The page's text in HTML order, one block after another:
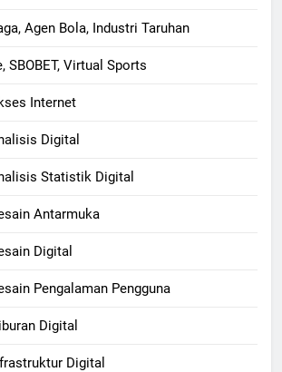
Agen Bola, Industri Taruhan
SBOBET, Virtual Sports
Internet
Digital
Statistik Digital
Antarmuka
Digital
Pengalaman Pengguna
Digital
Digital